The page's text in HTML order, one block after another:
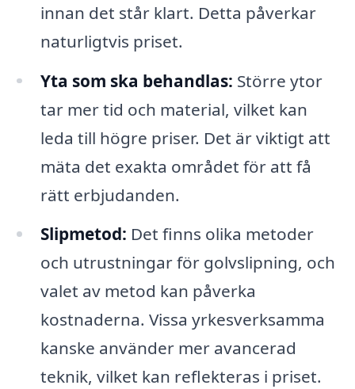
innan det står klart. Detta påverkar
naturligtvis priset.
Yta som ska behandlas: Större ytor
tar mer tid och material, vilket kan
leda till högre priser. Det är viktigt att
mäta det exakta området för att få
rätt erbjudanden.
Slipmetod: Det finns olika metoder
och utrustningar för golvslipning, och
valet av metod kan påverka
kostnaderna. Vissa yrkesverksamma
kanske använder mer avancerad
teknik, vilket kan reflekteras i priset.